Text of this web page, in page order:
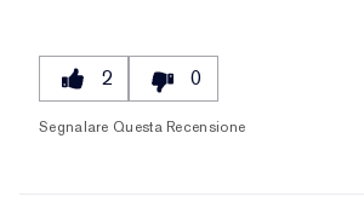
2 0
Segnalare Questa Recensione